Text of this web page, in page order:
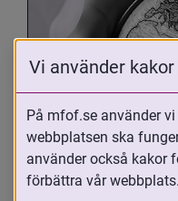
Oavsett om du är
adoptivförälder
Vi använder kakor
På mfof.se använder
webbplatsen ska
använder också kakor
förbättra vår webbplats.